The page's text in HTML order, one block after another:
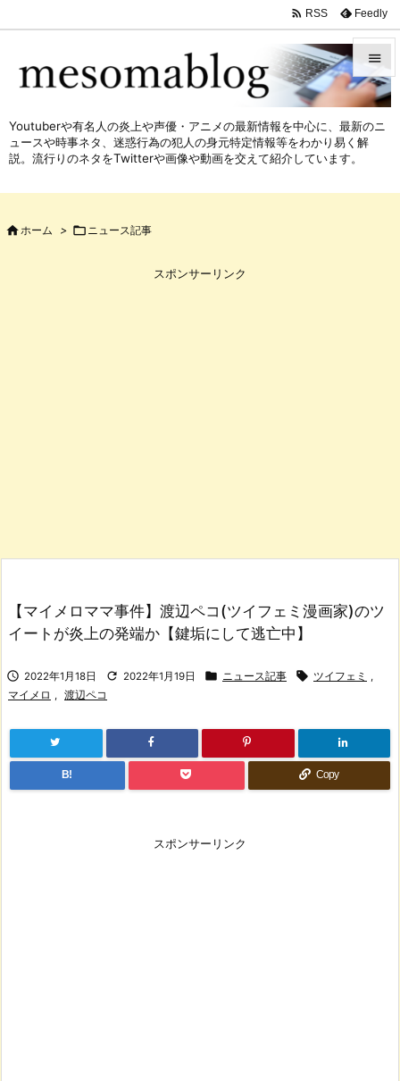



 RSS Feedly
Youtuberや有名人の炎上や声優・アニメの最新情報を中心に、最新のニ
ュースや時事ネタ、迷惑行為の犯人の身元特定情報等をわかり易く解
説。流行りのネタをTwitterや画像や動画を交えて紹介しています。
 ホーム >  ニュース記事
スポンサーリンク
【マイメロママ事件】渡辺ペコ(ツイフェミ漫画家)のツ
イートが炎上の発端か【鍵垢にして逃亡中】
 2022年1月18日  2022年1月19日  ニュース記事  ツイフェミ
,
マイメロ , 渡辺ペコ
B! Copy
スポンサーリンク